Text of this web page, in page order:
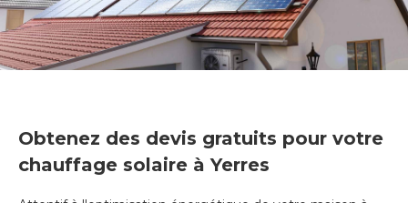
Obtenez des devis gratuits pour votre
chauffage solaire à Yerres